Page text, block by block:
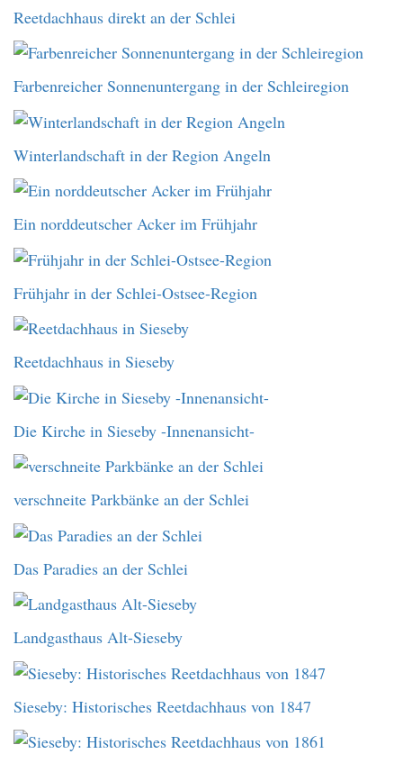
Reetdachhaus direkt an der Schlei
Farbenreicher Sonnenuntergang in der Schleiregion
Winterlandschaft in der Region Angeln
Ein norddeutscher Acker im Frühjahr
Frühjahr in der Schlei-Ostsee-Region
Reetdachhaus in Sieseby
Die Kirche in Sieseby -Innenansicht-
verschneite Parkbänke an der Schlei
Das Paradies an der Schlei
Landgasthaus Alt-Sieseby
Sieseby: Historisches Reetdachhaus von 1847